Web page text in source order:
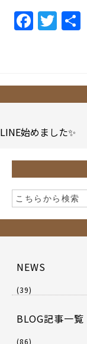
F
a
b
o
k
T
w
LINE始めました✨
NEWS
(39)
BLOG記事一覧
(86)